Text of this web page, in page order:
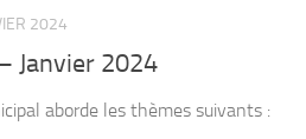
2024
Janvier 2024
aborde les thèmes suivants :